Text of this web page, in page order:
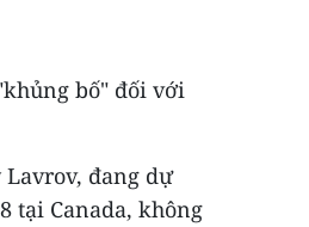
bố" đối với
đang dự
tại Canada, không